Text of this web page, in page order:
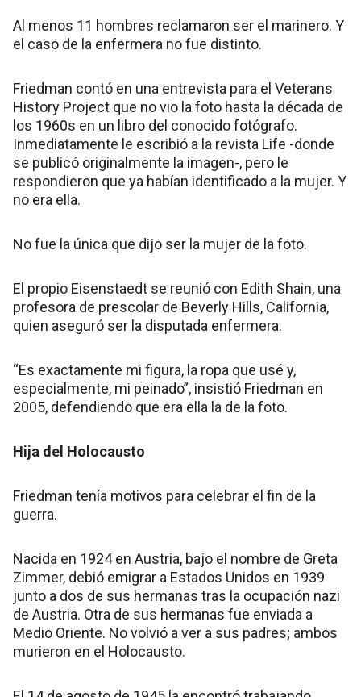
Al menos 11 hombres reclamaron ser el marinero. Y
el caso de la enfermera no fue distinto.
Friedman contó en una entrevista para el Veterans
History Project que no vio la foto hasta la década de
los 1960s en un libro del conocido fotógrafo.
Inmediatamente le escribió a la revista Life -donde
se publicó originalmente la imagen-, pero le
respondieron que ya habían identificado a la mujer. Y
no era ella.
No fue la única que dijo ser la mujer de la foto.
El propio Eisenstaedt se reunió con Edith Shain, una
profesora de prescolar de Beverly Hills, California,
quien aseguró ser la disputada enfermera.
“Es exactamente mi figura, la ropa que usé y,
especialmente, mi peinado”, insistió Friedman en
2005, defendiendo que era ella la de la foto.
Hija del Holocausto
Friedman tenía motivos para celebrar el fin de la
guerra.
Nacida en 1924 en Austria, bajo el nombre de Greta
Zimmer, debió emigrar a Estados Unidos en 1939
junto a dos de sus hermanas tras la ocupación nazi
de Austria. Otra de sus hermanas fue enviada a
Medio Oriente. No volvió a ver a sus padres; ambos
murieron en el Holocausto.